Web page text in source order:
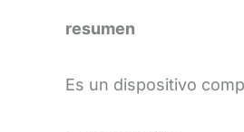
resumen
Es un dispositivo